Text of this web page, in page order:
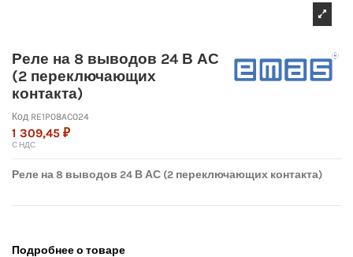
Реле на 8 выводов 24 В АС
(2 переключающих
контакта)
Код RE1P08AC024
1 309,45 ₽
С НДС
Реле на 8 выводов 24 В АС (2 переключающих контакта)
Подробнее о товаре